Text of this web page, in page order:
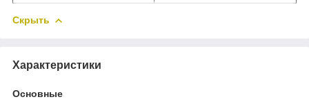
Скрыть
Характеристики
Основные